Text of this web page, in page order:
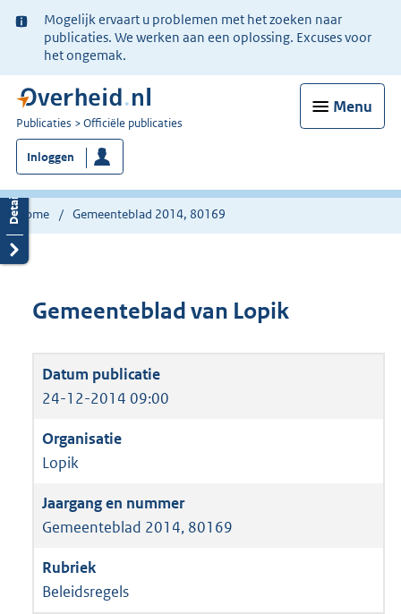
Ter
informatie:
Mogelijk ervaart u problemen met het zoeken naar
publicaties. We werken aan een oplossing. Excuses voor
het ongemak.
Menu
U
bent
nu
hier:
Publicaties Officiële publicaties
Inloggen
Home Gemeenteblad 2014, 80169
Gemeenteblad van Lopik
24-12-2014 09:00
Lopik
Gemeenteblad 2014, 80169
Beleidsregels